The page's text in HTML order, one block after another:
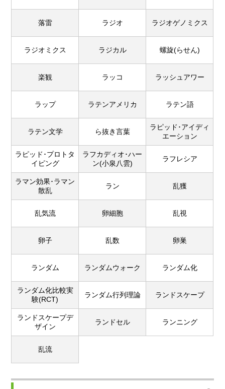
落雷 ラジオ ラジオゲノミクス
ラジオミクス ラジカル 螺旋(らせん)
楽観 ラッコ ラッシュアワー
ラップ ラテンアメリカ ラテン語
ラテン文学 ら抜き言葉
ラピッド･アイディ
エーション
ラピッド･プロトタ
イピング
ラフカディオ･ハー
ン(小泉八雲)
ラフレシア
ラマン効果･ラマン
散乱
ラン 乱獲
乱気流 卵細胞 乱視
卵子 乱数 卵巣
ランダム ランダムウォーク ランダム化
ランダム化比較実
験(RCT)
ランダム行列理論 ランドスケープ
ランドスケープデ
ザイン
ランドセル ランニング
乱流